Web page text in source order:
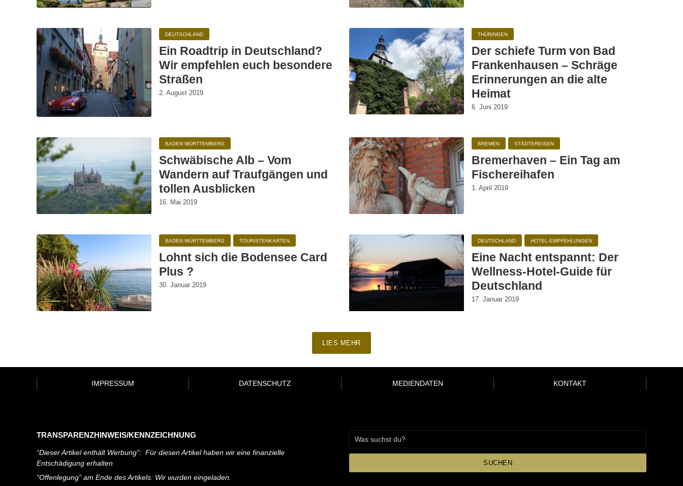
DEUTSCHLAND
Ein Roadtrip in Deutschland?
Wir empfehlen euch besondere
Straßen
2. August 2019
THÜRINGEN
Der schiefe Turm von Bad
Frankenhausen – Schräge
Erinnerungen an die alte
Heimat
6. Juni 2019
BADEN WÜRTTEMBERG
Schwäbische Alb – Vom
Wandern auf Traufgängen und
tollen Ausblicken
16. Mai 2019
BREMEN STÄDTEREISEN
Bremerhaven – Ein Tag am
Fischereihafen
1. April 2019
BADEN WÜRTTEMBERG TOURISTENKARTEN
Lohnt sich die Bodensee Card
Plus ?
30. Januar 2019
DEUTSCHLAND HOTEL-EMPFEHLUNGEN
Eine Nacht entspannt: Der
Wellness-Hotel-Guide für
Deutschland
17. Januar 2019
LIES MEHR
IMPRESSUM DATENSCHUTZ MEDIENDATEN KONTAKT
TRANSPARENZHINWEIS/KENNZEICHNUNG
“Dieser Artikel enthält Werbung”: Für diesen Artikel haben wir eine finanzielle
Entschädigung erhalten
“Offenlegung” am Ende des Artikels: Wir wurden eingeladen.
SUCHEN